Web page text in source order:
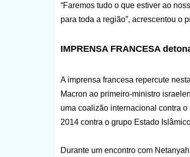
“Faremos tudo o que estiver ao
para toda a região”, acrescentou o
IMPRENSA FRANCESA
A imprensa francesa repercute
Macron ao primeiro-ministro
uma coalizão internacional contra
2014 contra o grupo Estado
Durante um encontro com